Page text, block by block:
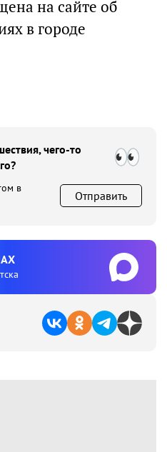
на сайте об
в городе
чего-то
в
Отправить